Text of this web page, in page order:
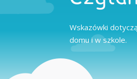
Wskazówki
domu i w szkole.